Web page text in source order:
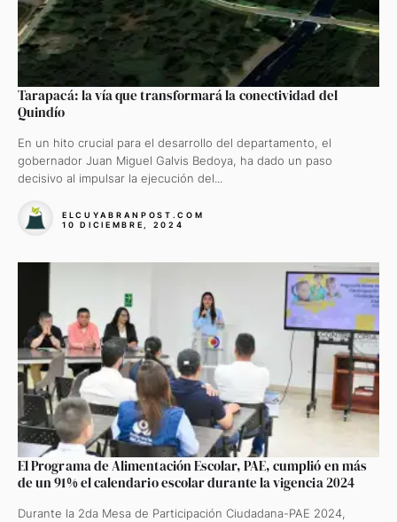
Tarapacá: la vía que transformará la conectividad del
Quindío
En un hito crucial para el desarrollo del departamento, el
gobernador Juan Miguel Galvis Bedoya, ha dado un paso
decisivo al impulsar la ejecución del...
ELCUYABRANPOST.COM
10 DICIEMBRE, 2024
El Programa de Alimentación Escolar, PAE, cumplió en más
de un 91% el calendario escolar durante la vigencia 2024
Durante la 2da Mesa de Participación Ciudadana-PAE 2024,